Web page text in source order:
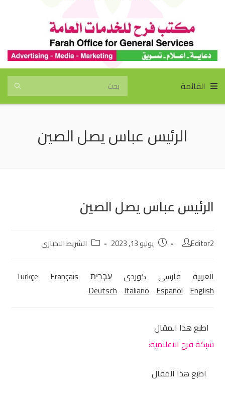
القائمة
الرئيس عباس يصل الصين
الرئيس عباس يصل الصين
Editor2 يونيو 13, 2023 الشريط الاخباري
العربية فارسی كوردی‎ עִבְרִית Türkçe
Français
Deutsch Italiano Español English
اطبع هذا المقال
شبكة فرح الاعلامية:
اطبع هذا المقال